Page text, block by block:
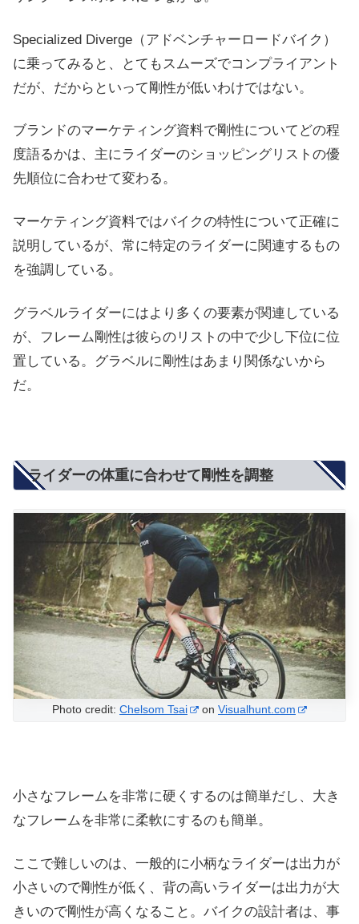
Specialized Diverge（アドベンチャーロードバイク）
に乗ってみると、とてもスムーズでコンプライアント
だが、だからといって剛性が低いわけではない。
ブランドのマーケティング資料で剛性についてどの程
度語るかは、主にライダーのショッピングリストの優
先順位に合わせて変わる。
マーケティング資料ではバイクの特性について正確に
説明しているが、常に特定のライダーに関連するもの
を強調している。
グラベルライダーにはより多くの要素が関連している
が、フレーム剛性は彼らのリストの中で少し下位に位
置している。グラベルに剛性はあまり関係ないから
だ。
ライダーの体重に合わせて剛性を調整
Photo credit: Chelsom Tsai on Visualhunt.com
小さなフレームを非常に硬くするのは簡単だし、大き
なフレームを非常に柔軟にするのも簡単。
ここで難しいのは、一般的に小柄なライダーは出力が
小さいので剛性が低く、背の高いライダーは出力が大
きいので剛性が高くなること。バイクの設計者は、事